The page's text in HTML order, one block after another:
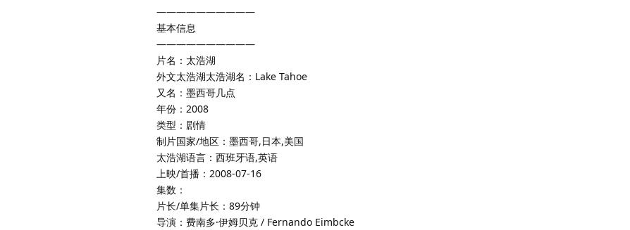
——————————
基本信息
——————————
片名：太浩湖
外文太浩湖太浩湖名：Lake Tahoe
又名：墨西哥几点
年份：2008
类型：剧情
制片国家/地区：墨西哥,日本,美国
太浩湖语言：西班牙语,英语
上映/首播：2008-07-16
集数：
片长/单集片长：89分钟
导演：费南多·伊姆贝克 / Fernando Eimbcke